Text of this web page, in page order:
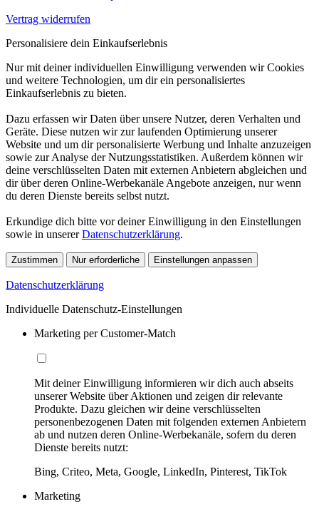
Vertrag widerrufen
Personalisiere dein Einkaufserlebnis
Nur mit deiner individuellen Einwilligung verwenden wir Cookies
und weitere Technologien, um dir ein personalisiertes
Einkaufserlebnis zu bieten.
Dazu erfassen wir Daten über unsere Nutzer, deren Verhalten und
Geräte. Diese nutzen wir zur laufenden Optimierung unserer
Website und um dir personalisierte Werbung und Inhalte anzuzeigen
sowie zur Analyse der Nutzungsstatistiken. Außerdem können wir
deine verschlüsselten Daten mit externen Anbietern abgleichen und
dir über deren Online-Werbekanäle Angebote anzeigen, nur wenn
du deren Dienste bereits selbst nutzt.
Erkundige dich bitte vor deiner Einwilligung in den Einstellungen
sowie in unsererDatenschutzerklärung.
Zustimmen Nur erforderliche Einstellungen anpassen
Datenschutzerklärung
Individuelle Datenschutz-Einstellungen
Marketing per Customer-Match
Mit deiner Einwilligung informieren wir dich auch abseits
unserer Website über Aktionen und zeigen dir relevante
Produkte. Dazu gleichen wir deine verschlüsselten
personenbezogenen Daten mit folgenden externen Anbietern
ab und nutzen deren Online-Werbekanäle, sofern du deren
Dienste bereits nutzt:
Bing, Criteo, Meta, Google, LinkedIn, Pinterest, TikTok
Marketing